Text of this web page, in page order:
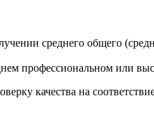
среднего общего
профессиональном или
качества на